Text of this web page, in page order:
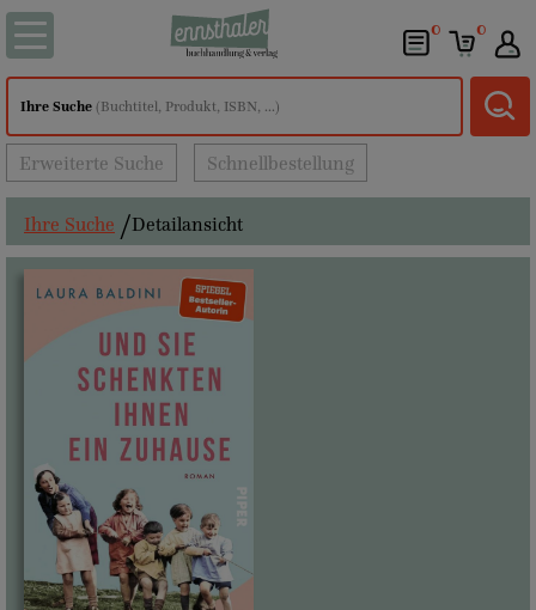
0 0
Ihre Suche (Buchtitel, Produkt, ISBN, ...)
Erweiterte Suche Schnellbestellung
Ihre Suche Detailansicht